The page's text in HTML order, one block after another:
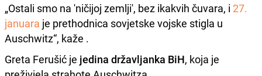
„Ostali smo na 'ničijoj zemlji', bez ikakvih čuvara, i 27.
januara je prethodnica sovjetske vojske stigla u
Auschwitz“, kaže .
Greta Ferušić je jedina državljanka BiH, koja je